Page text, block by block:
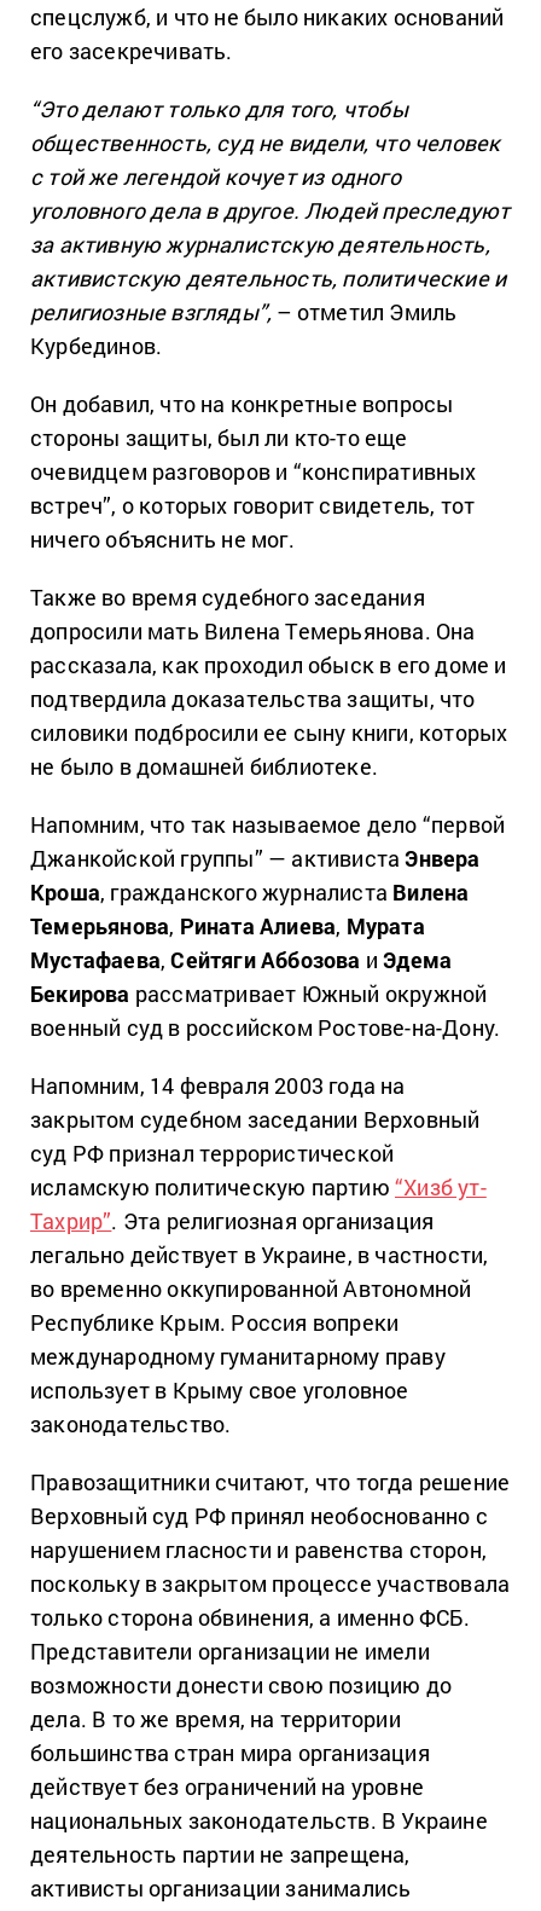
спецслужб, и что не было никаких оснований
его засекречивать.
“Это делают только для того, чтобы
общественность, суд не видели, что человек
с той же легендой кочует из одного
уголовного дела в другое. Людей преследуют
за активную журналистскую деятельность,
активистскую деятельность, политические и
религиозные взгляды”, – отметил Эмиль
Курбединов.
Он добавил, что на конкретные вопросы
стороны защиты, был ли кто-то еще
очевидцем разговоров и “конспиративных
встреч”, о которых говорит свидетель, тот
ничего объяснить не мог.
Также во время судебного заседания
допросили мать Вилена Темерьянова. Она
рассказала, как проходил обыск в его доме и
подтвердила доказательства защиты, что
силовики подбросили ее сыну книги, которых
не было в домашней библиотеке.
Напомним, что так называемое дело “первой
Джанкойской группы” — активистаЭнвера
Кроша, гражданского журналиста Вилена
Темерьянова, Рината Алиева, Мурата
Мустафаева,Сейтяги Аббозова иЭдема
Бекирова рассматривает Южный окружной
военный суд в российском Ростове-на-Дону.
Напомним, 14 февраля 2003 года на
закрытом судебном заседании Верховный
суд РФ признал террористической
исламскую политическую партию “Хизб ут-
Тахрир”. Эта религиозная организация
легально действует в Украине, в частности,
во временно оккупированной Автономной
Республике Крым. Россия вопреки
международному гуманитарному праву
использует в Крыму свое уголовное
законодательство.
Правозащитники считают, что тогда решение
Верховный суд РФ принял необоснованно с
нарушением гласности и равенства сторон,
поскольку в закрытом процессе участвовала
только сторона обвинения, а именно ФСБ.
Представители организации не имели
возможности донести свою позицию до
дела. В то же время, на территории
большинства стран мира организация
действует без ограничений на уровне
национальных законодательств. В Украине
деятельность партии не запрещена,
активисты организации занимались